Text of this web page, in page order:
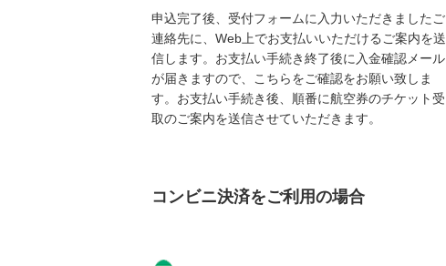
申込完了後、受付フォームに入力いただきましたご
連絡先に、Web上でお支払いいただけるご案内を送
信します。お支払い手続き終了後に入金確認メール
が届きますので、こちらをご確認をお願い致しま
す。お支払い手続き後、順番に航空券のチケット受
取のご案内を送信させていただきます。
コンビニ決済をご利用の場合